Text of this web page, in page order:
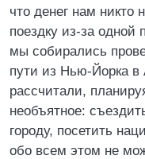
что денег нам никто
поездку из-за одной
мы собирались
пути из Нью-Йорка
рассчитали,
необъятное:
городу, посетить
обо всем этом не